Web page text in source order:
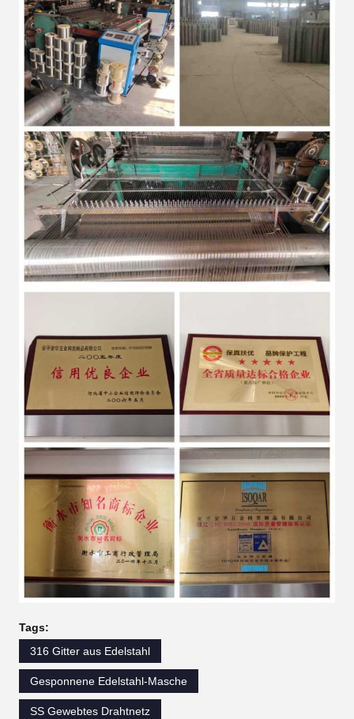
Tags:
316 Gitter aus Edelstahl
Gesponnene Edelstahl-Masche
SS Gewebtes Drahtnetz